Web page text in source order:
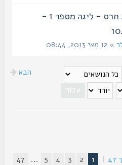
קליעה - צלחות חרס - ליגה מספר 1 -
|
1
5
...
47